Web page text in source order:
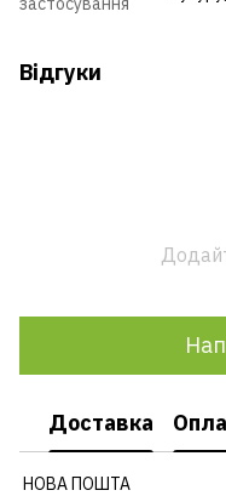
Відгуки
Доставка
НОВА ПОШТА